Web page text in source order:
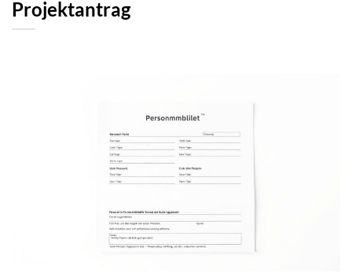
Projektantrag